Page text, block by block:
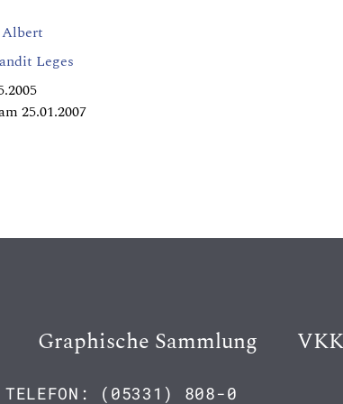
Albert
Leges
25.01.2007
Graphische Sammlung VKK
TELEFON: (05331) 808-0